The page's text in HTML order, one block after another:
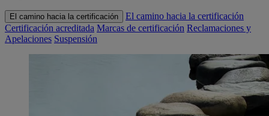
El camino hacia la certificación
El camino hacia la certificación
Certificación acreditada Marcas de certificación Reclamaciones y
Apelaciones Suspensión